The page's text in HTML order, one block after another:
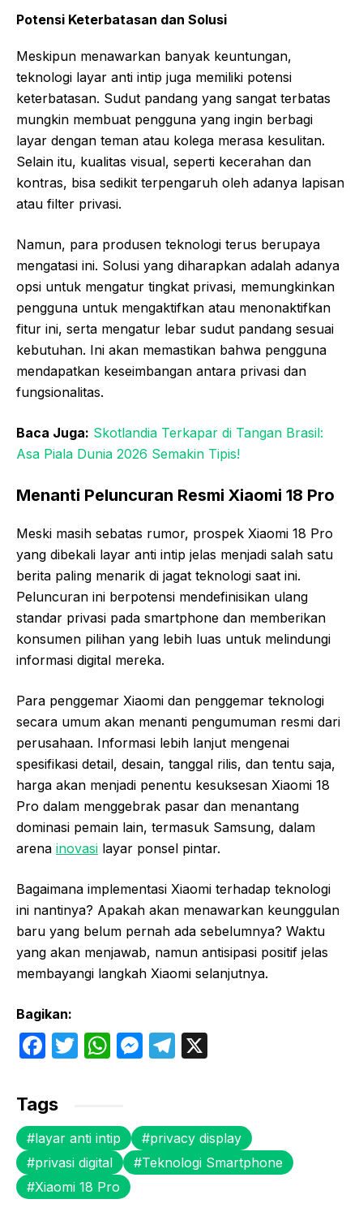
Potensi Keterbatasan dan Solusi
Meskipun menawarkan banyak keuntungan,
teknologi layar anti intip juga memiliki potensi
keterbatasan. Sudut pandang yang sangat terbatas
mungkin membuat pengguna yang ingin berbagi
layar dengan teman atau kolega merasa kesulitan.
Selain itu, kualitas visual, seperti kecerahan dan
kontras, bisa sedikit terpengaruh oleh adanya lapisan
atau filter privasi.
Namun, para produsen teknologi terus berupaya
mengatasi ini. Solusi yang diharapkan adalah adanya
opsi untuk mengatur tingkat privasi, memungkinkan
pengguna untuk mengaktifkan atau menonaktifkan
fitur ini, serta mengatur lebar sudut pandang sesuai
kebutuhan. Ini akan memastikan bahwa pengguna
mendapatkan keseimbangan antara privasi dan
fungsionalitas.
Baca Juga: Skotlandia Terkapar di Tangan Brasil:
Asa Piala Dunia 2026 Semakin Tipis!
Menanti Peluncuran Resmi Xiaomi 18 Pro
Meski masih sebatas rumor, prospek Xiaomi 18 Pro
yang dibekali layar anti intip jelas menjadi salah satu
berita paling menarik di jagat teknologi saat ini.
Peluncuran ini berpotensi mendefinisikan ulang
standar privasi pada smartphone dan memberikan
konsumen pilihan yang lebih luas untuk melindungi
informasi digital mereka.
Para penggemar Xiaomi dan penggemar teknologi
secara umum akan menanti pengumuman resmi dari
perusahaan. Informasi lebih lanjut mengenai
spesifikasi detail, desain, tanggal rilis, dan tentu saja,
harga akan menjadi penentu kesuksesan Xiaomi 18
Pro dalam menggebrak pasar dan menantang
dominasi pemain lain, termasuk Samsung, dalam
arena inovasi layar ponsel pintar.
Bagaimana implementasi Xiaomi terhadap teknologi
ini nantinya? Apakah akan menawarkan keunggulan
baru yang belum pernah ada sebelumnya? Waktu
yang akan menjawab, namun antisipasi positif jelas
membayangi langkah Xiaomi selanjutnya.
Bagikan:
F
c
e
b
o
o
T
er
W
s
A
p
p
M
s
e
n
T
gr
a
m
Tags
layar anti intip
privacy display
privasi digital
Teknologi Smartphone
Xiaomi 18 Pro